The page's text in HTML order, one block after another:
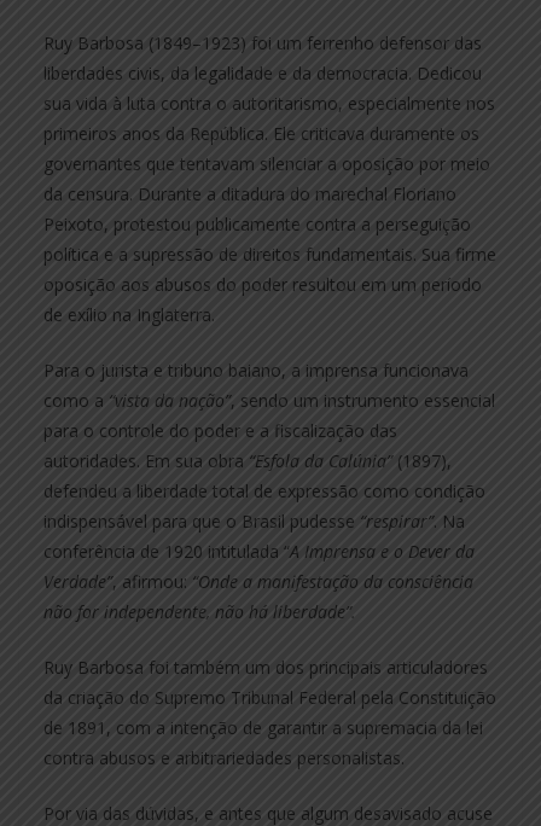
Ruy Barbosa (1849–1923) foi um ferrenho defensor das
liberdades civis, da legalidade e da democracia. Dedicou
sua vida à luta contra o autoritarismo, especialmente nos
primeiros anos da República. Ele criticava duramente os
governantes que tentavam silenciar a oposição por meio
da censura. Durante a ditadura do marechal Floriano
Peixoto, protestou publicamente contra a perseguição
política e a supressão de direitos fundamentais. Sua firme
oposição aos abusos do poder resultou em um período
de exílio na Inglaterra.
Para o jurista e tribuno baiano, a imprensa funcionava
como a “vista da nação”, sendo um instrumento essencial
para o controle do poder e a fiscalização das
autoridades. Em sua obra “Esfola da Calúnia”(1897),
defendeu a liberdade total de expressão como condição
indispensável para que o Brasil pudesse “respirar”. Na
conferência de 1920 intitulada “A Imprensa e o Dever da
Verdade”, afirmou: “Onde a manifestação da consciência
não for independente, não há liberdade”.
Ruy Barbosa foi também um dos principais articuladores
da criação do Supremo Tribunal Federal pela Constituição
de 1891, com a intenção de garantir a supremacia da lei
contra abusos e arbitrariedades personalistas.
Por via das dúvidas, e antes que algum desavisado acuse